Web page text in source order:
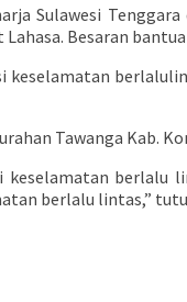
Sulawesi
Besaran
Tawanga Kab.
berlalu lintas,”